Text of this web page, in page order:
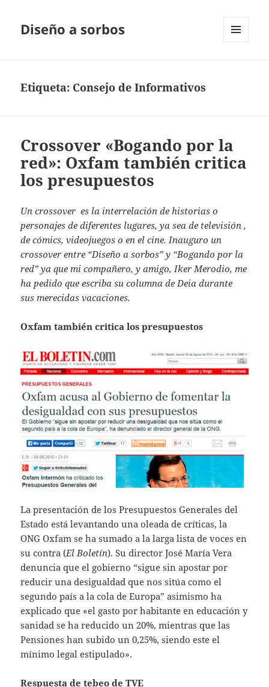
Diseño a sorbos
Etiqueta: Consejo de Informativos
Crossover «Bogando por la
red»: Oxfam también critica
los presupuestos
Un crossover es la interrelación de historias o
personajes de diferentes lugares, ya sea de televisión ,
de cómics, videojuegos o en el cine. Inauguro un
crossover entre “Diseño a sorbos” y “Bogando por la
red” ya que mi compañero, y amigo, Iker Merodio, me
ha pedido que escriba su columna de Deia durante
sus merecidas vacaciones.
Oxfam también critica los presupuestos
La presentación de los Presupuestos Generales del
Estado está levantando una oleada de críticas, la
ONG Oxfam se ha sumado a la larga lista de voces en
su contra (El Boletín). Su director José María Vera
denuncia que el gobierno “sigue sin apostar por
reducir una desigualdad que nos sitúa como el
segundo país a la cola de Europa” asimismo ha
explicado que «el gasto por habitante en educación y
sanidad se ha reducido un 20%, mientras que las
Pensiones han subido un 0,25%, siendo este el
mínimo legal estipulado».
Respuesta de tebeo de TVE